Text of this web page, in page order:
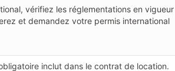
vérifiez les réglementations en vigueur
et demandez votre permis international
inclut dans le contrat de location.